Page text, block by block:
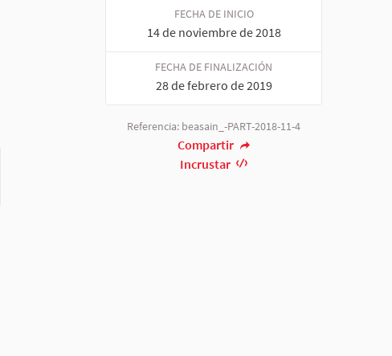
FECHA DE INICIO
14 de noviembre de 2018
FECHA DE FINALIZACIÓN
28 de febrero de 2019
Referencia: beasain_-PART-2018-11-4
Compartir
Incrustar